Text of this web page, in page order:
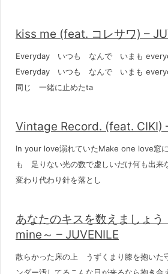
kiss me (feat. コレサワ) –
Everyday いつも なんで いまも
Everyday いつも なんで いまも
同じ 一緒に止めたta
Vintage Record. (feat. CIKI)
In your love溺れていたMake one love窓
も 足りない光の数で虚しいだけ何も出来
変わり代わり針を落とし
あなたのキスを数えましょ
mine～ – JUVENILE
散らかった床の上 うずくまり膝を抱いた